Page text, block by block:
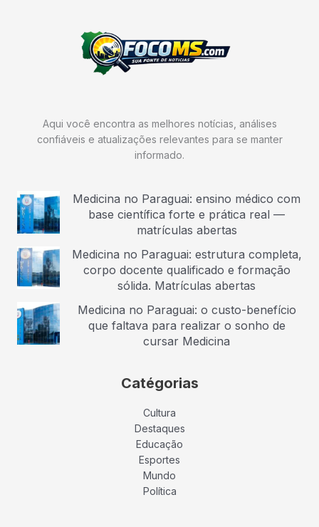
Aqui você encontra as melhores notícias, análises
confiáveis e atualizações relevantes para se manter
informado.
Medicina no Paraguai: ensino médico com
base científica forte e prática real —
matrículas abertas
Medicina no Paraguai: estrutura completa,
corpo docente qualificado e formação
sólida. Matrículas abertas
Medicina no Paraguai: o custo-benefício
que faltava para realizar o sonho de
cursar Medicina
Catégorias
Cultura
Destaques
Educação
Esportes
Mundo
Política